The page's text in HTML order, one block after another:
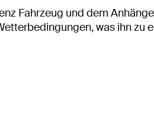
Fahrzeug und dem
was ihn zu